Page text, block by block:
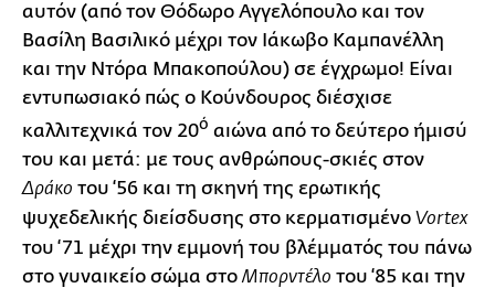
αυτόν (από τον Θόδωρο Αγγελόπουλο και τον
Βασίλη Βασιλικό μέχρι τον Ιάκωβο Καμπανέλλη
και την Ντόρα Μπακοπούλου) σε έγχρωμο! Είναι
εντυπωσιακό πώς ο Κούνδουρος διέσχισε
καλλιτεχνικά τον 20ό αιώνα από το δεύτερο ήμισύ
του και μετά: με τους ανθρώπους-σκιές στον
Δράκο του ‘56 και τη σκηνή της ερωτικής
ψυχεδελικής διείσδυσης στο κερματισμένο Vortex
του ‘71 μέχρι την εμμονή του βλέμματός του πάνω
στο γυναικείο σώμα στο Μπορντέλο του ‘85 και την